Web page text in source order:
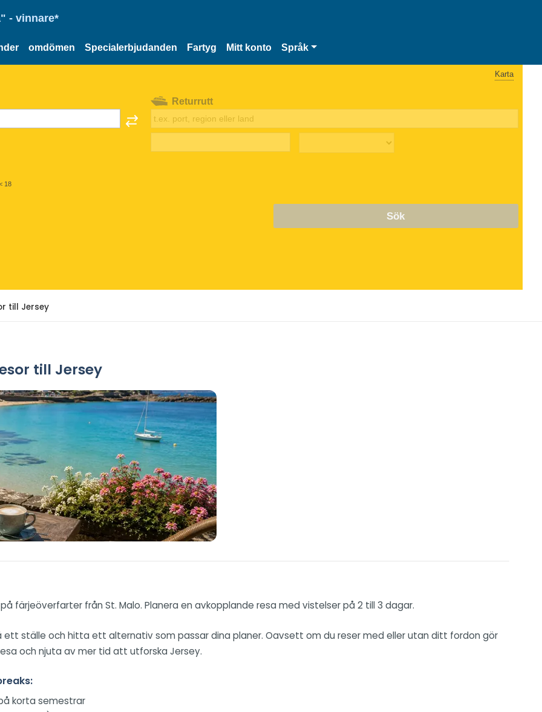
- vinnare*
omdömen Specialerbjudanden Fartyg Mitt konto Språk
Karta
18
Returrutt
Sök
till Jersey
till Jersey
färjeöverfarter från St. Malo. Planera en avkopplande resa med vistelser på 2 till 3 dagar.
ställe och hitta ett alternativ som passar dina planer. Oavsett om du reser med eller utan ditt fordon gör
och njuta av mer tid att utforska Jersey.
korta semestrar